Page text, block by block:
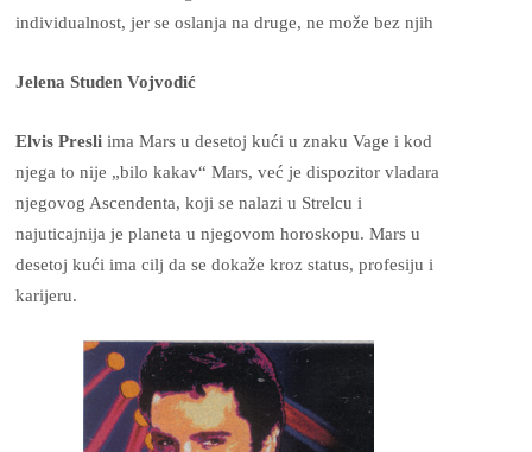
individualnost, jer se oslanja na druge, ne može bez njih
Jelena Studen Vojvodić
Elvis Presli ima Mars u desetoj kući u znaku Vage i kod
njega to nije „bilo kakav“ Mars, već je dispozitor vladara
njegovog Ascendenta, koji se nalazi u Strelcu i
najuticajnija je planeta u njegovom horoskopu. Mars u
desetoj kući ima cilj da se dokaže kroz status, profesiju i
karijeru.